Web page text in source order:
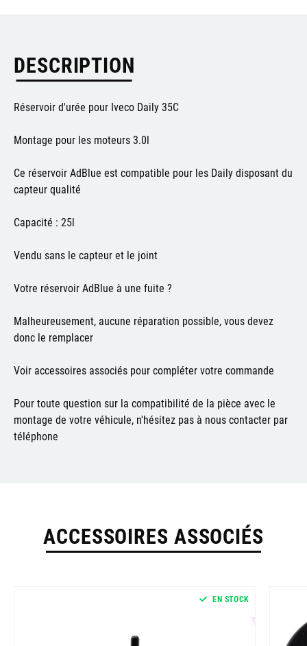
DESCRIPTION
Réservoir d'urée pour Iveco Daily 35C
Montage pour les moteurs 3.0l
Ce réservoir AdBlue est compatible pour les Daily disposant du
capteur qualité
Capacité : 25l
Vendu sans le capteur et le joint
Votre réservoir AdBlue à une fuite ?
Malheureusement, aucune réparation possible, vous devez
donc le remplacer
Voir accessoires associés pour compléter votre commande
Pour toute question sur la compatibilité de la pièce avec le
montage de votre véhicule, n'hésitez pas à nous contacter par
téléphone
ACCESSOIRES ASSOCIÉS
EN STOCK